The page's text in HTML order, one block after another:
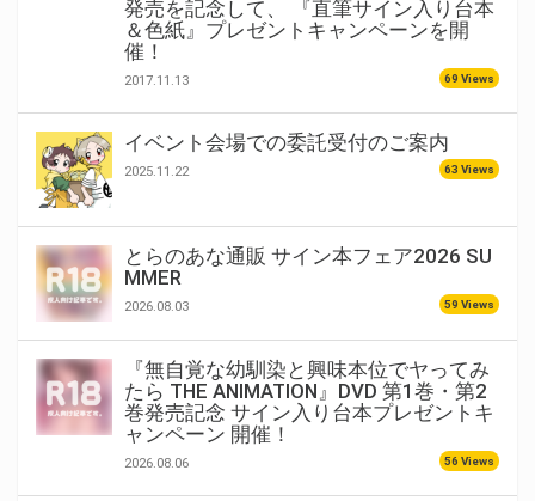
発売を記念して、 『直筆サイン入り台本
＆色紙』プレゼントキャンペーンを開
催！
2017.11.13 69 Views
イベント会場での委託受付のご案内
2025.11.22 63 Views
とらのあな通販 サイン本フェア2026 SU
MMER
2026.08.03 59 Views
『無自覚な幼馴染と興味本位でヤってみ
たら THE ANIMATION』DVD 第1巻・第2
巻発売記念 サイン入り台本プレゼントキ
ャンペーン 開催！
2026.08.06 56 Views